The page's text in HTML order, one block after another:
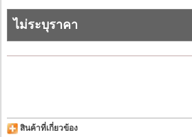
ไม่ระบุราคา
สินค้าที่เกี่ยวข้อง